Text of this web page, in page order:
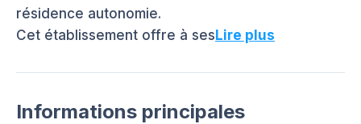
résidence autonomie.
Cet établissement offre à sesLire plus
Informations principales